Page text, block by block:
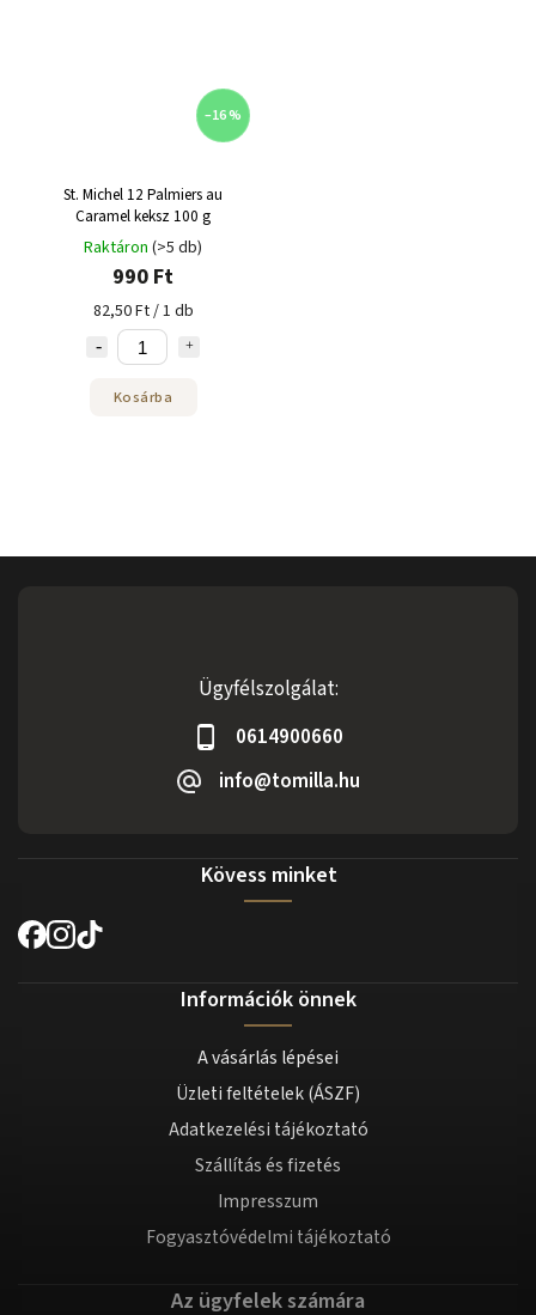
–16 %
St. Michel 12 Palmiers au
Caramel keksz 100 g
Raktáron (>5 db)
990 Ft
82,50 Ft / 1 db
Kosárba
Ügyfélszolgálat:
0614900660
info@tomilla.hu
Kövess minket
Információk önnek
A vásárlás lépései
Üzleti feltételek (ÁSZF)
Adatkezelési tájékoztató
Szállítás és fizetés
Impresszum
Fogyasztóvédelmi tájékoztató
Az ügyfelek számára